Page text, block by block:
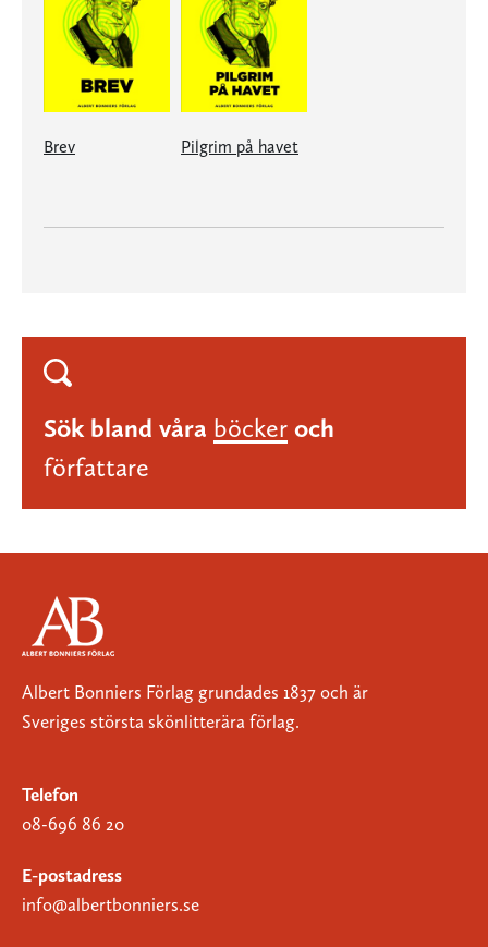
Brev Pilgrim på havet
Sök bland våra böcker och
författare
Albert Bonniers Förlag grundades 1837 och är
Sveriges största skönlitterära förlag.
Telefon
08-696 86 20
E-postadress
info@albertbonniers.se